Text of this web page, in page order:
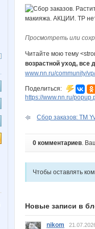
Просмотреть или
Читайте мою тему
возрастной уход, все
www.nn.ru/community/
Поделиться:
https://www.nn.ru/
Сбор заказов: ТМ
0 комментариев.
Чтобы оставлять
Новые записи в
nikom